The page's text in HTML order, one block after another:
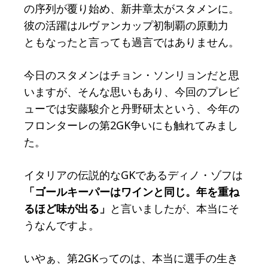
の序列が覆り始め、新井章太がスタメンに。
彼の活躍はルヴァンカップ初制覇の原動力
ともなったと言っても過言ではありません。
今日のスタメンはチョン・ソンリョンだと思
いますが、そんな思いもあり、今回のプレビ
ューでは安藤駿介と丹野研太という、今年の
フロンターレの第2GK争いにも触れてみまし
た。
イタリアの伝説的なGKであるディノ・ゾフは
「ゴールキーパーはワインと同じ。年を重ね
るほど味が出る」 と言いましたが、本当にそ
うなんですよ。
いやぁ、第2GKってのは、本当に選手の生き